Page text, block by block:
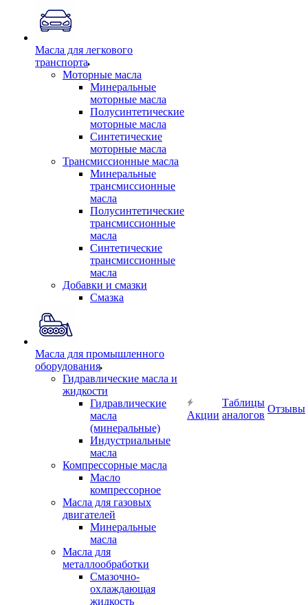
Масла для легкового
транспорта
Моторные масла
Минеральные
моторные масла
Полусинтетические
моторные масла
Синтетические
моторные масла
Трансмиссионные масла
Минеральные
трансмиссионные
масла
Полусинтетические
трансмиссионные
масла
Синтетические
трансмиссионные
масла
Добавки и смазки
Смазка
Масла для промышленного
оборудования
Гидравлические масла и
жидкости
Гидравлические
масла
(минеральные)
Индустриальные
масла
Компрессорные масла
Масло
компрессорное
Масла для газовых
двигателей
Минеральные
масла
Масла для
металлообработки
Смазочно-
охлаждающая
жидкость
Акции
Таблицы
аналогов
Отзывы